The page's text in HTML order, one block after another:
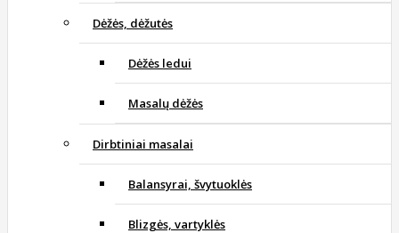
Dėžės, dėžutės
Dėžės ledui
Masalų dėžės
Dirbtiniai masalai
Balansyrai, švytuoklės
Blizgės, vartyklės